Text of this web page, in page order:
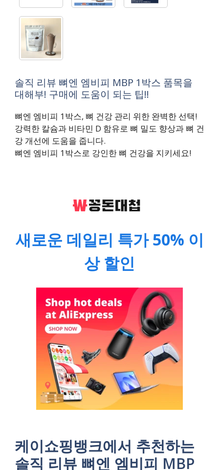
솔직 리뷰 뼈엔 엠비피 MBP 1박스 품목을
대해부! 구매에 도움이 되는 팁!!
뼈엔 엠비피 1박스, 뼈 건강 관리 위한 완벽한 선택!
강력한 칼슘과 비타민 D 함유로 뼈 밀도 향상과 뼈 건
강 개선에 도움을 줍니다.
뼈엔 엠비피 1박스로 강인한 뼈 건강을 지키세요!
새로운 데일리 특가 50% 이
상 할인
케이쇼핑뱅크에서 추천하는
솔직 리뷰 뼈엔 엠비피 MBP